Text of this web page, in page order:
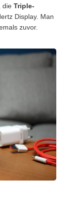
, die Triple-
Display. Man
zuvor.